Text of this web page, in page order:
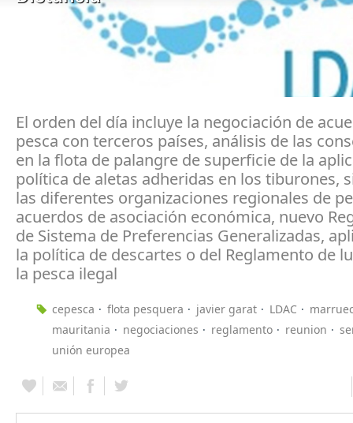
El orden del día incluye la negociación de
pesca con terceros países, análisis de las
en la flota de palangre de superficie de la
política de aletas adheridas en los tiburones,
las diferentes organizaciones regionales de
acuerdos de asociación económica, nuevo
de Sistema de Preferencias Generalizadas,
la política de descartes o del Reglamento de
la pesca ilegal
cepesca flota pesquera javier garat LDAC
mauritania
negociaciones reglamento reunion
unión europea